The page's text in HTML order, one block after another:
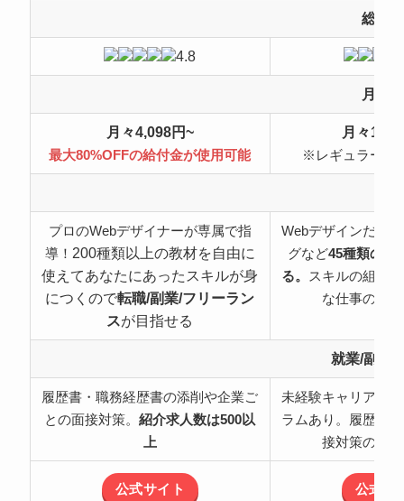
総合
4.8
月額
月々4,098円~
最大80%OFFの給付金が使用可能
月々
※レギュラープ
プロのWebデザイナーが専属で指
導！ 200種類以上の教材を自由に
使えてあなたにあったスキルが身
につくので転職/副業/フリーラン
スが目指せる
Webデザインだけ
グなど45種類の職
る。 スキルの組み
な仕事の可
就業/副業
履歴書・職務経歴書の添削や企業ご
との面接対策。紹介求人数は500以
上
未経験キャリアチ
ラムあり。履歴書
接対策のサ
公式サイト 公式サ